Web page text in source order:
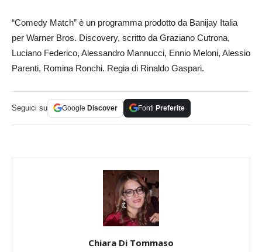
“Comedy Match” è un programma prodotto da Banijay Italia
per Warner Bros. Discovery, scritto da Graziano Cutrona,
Luciano Federico, Alessandro Mannucci, Ennio Meloni, Alessio
Parenti, Romina Ronchi. Regia di Rinaldo Gaspari.
Seguici su Google Discover Fonti Preferite
Chiara Di Tommaso